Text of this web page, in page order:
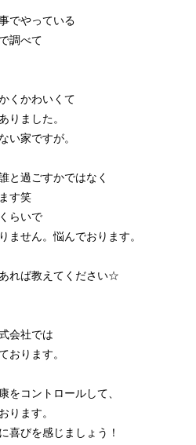
でやっている
調べて
くかわいくて
りました。
い家ですが。
と過ごすかではなく
す笑
らいで
ません。悩んでおります。
れば教えてください☆
会社では
おります。
をコントロールして、
ります。
喜びを感じましょう！